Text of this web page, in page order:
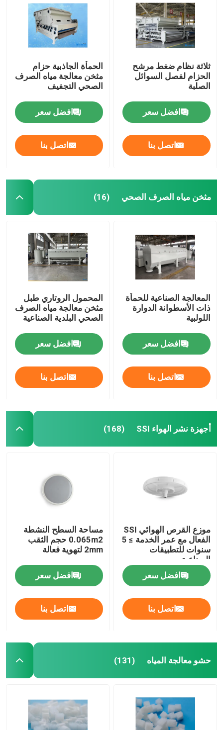
ثلاثة نظام ضغط مرشح
الحزام لفصل السوائل
الصلبة
افضل سعر
اتصل بنا
الحمأة الجاذبية حزام
مثخن معالجة مياه الصرف
الصحي التجفيف
افضل سعر
اتصل بنا
مثخن مياه الصرف الصحي (16)
المعالجة الصناعية للحمأة
ذات الأسطوانة الدوارة
اللولبية
افضل سعر
اتصل بنا
المحمول الروتاري طبل
مثخن معالجة مياه الصرف
الصحي البلدية الصناعية
افضل سعر
اتصل بنا
أجهزة نشر الهواء SSI (168)
موزع القرص الهوائي SSI
الفعال مع عمر الخدمة ≥ 5
سنوات للتطبيقات
الصناعية
افضل سعر
اتصل بنا
مساحة السطح النشطة
0.065m2 حجم الثقب
2mm لتهوية فعالة
افضل سعر
اتصل بنا
حشو معالجة المياه (131)